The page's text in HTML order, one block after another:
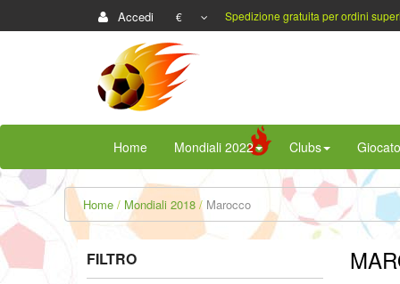
Accedi € Spedizione gratuita per ordini
Home Mondiali 2022 Clubs
Home Mondiali 2018 Marocco
FILTRO